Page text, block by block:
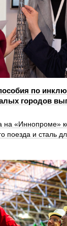
по
городов
на «Иннопроме»
поезда и сталь